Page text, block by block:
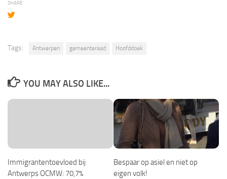
SHARE
Tags: Antwerpen gemeenteraad Hoofddoek
YOU MAY ALSO LIKE...
Immigrantentoevloed bij
Antwerps OCMW: 70,7%
Bespaar op asiel en niet op
eigen volk!